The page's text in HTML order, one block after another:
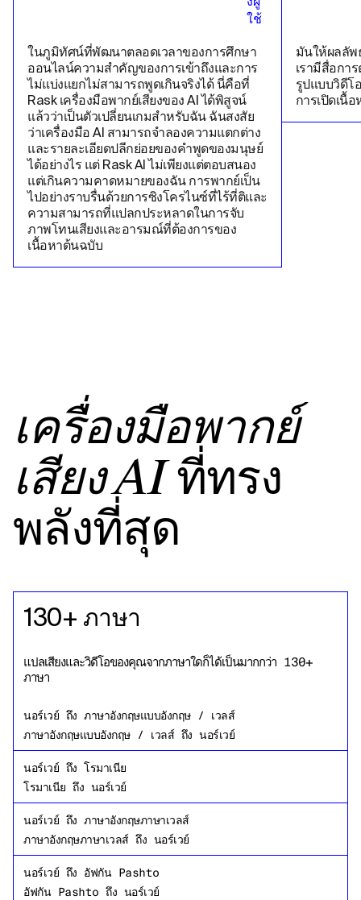
ในภูมิทัศน์ที่พัฒนาตลอดเวลาของการศึกษา
ออนไลน์ความสําคัญของการเข้าถึงและการ
ไม่แบ่งแยกไม่สามารถพูดเกินจริงได้ นี่คือที่
Rask เครื่องมือพากย์เสียงของ AI ได้พิสูจน์
แล้วว่าเป็นตัวเปลี่ยนเกมสําหรับฉัน ฉันสงสัย
ว่าเครื่องมือ AI สามารถจําลองความแตกต่าง
และรายละเอียดปลีกย่อยของคําพูดของมนุษย์
ได้อย่างไร แต่ Rask AI ไม่เพียงแต่ตอบสนอง
แต่เกินความคาดหมายของฉัน การพากย์เป็น
ไปอย่างราบรื่นด้วยการซิงโครไนซ์ที่ไร้ที่ติและ
ความสามารถที่แปลกประหลาดในการจับ
ภาพโทนเสียงและอารมณ์ที่ต้องการของ
เนื้อหาต้นฉบับ
มันให้ผลลั
เรามีสื่อกา
รูปแบบวิดีโ
การเปิดเนื้
เครื่องมือพากย์
เสียง AIที่ทรง
พลังที่สุด
130+ ภาษา
แปลเสียงและวิดีโอของคุณจากภาษาใดก็ได้เป็นมากกว่า 130+
ภาษา
นอร์เวย์ ถึง ภาษาอังกฤษแบบอังกฤษ / เวลส์
ภาษาอังกฤษแบบอังกฤษ / เวลส์ ถึง นอร์เวย์
นอร์เวย์ ถึง โรมาเนีย
โรมาเนีย ถึง นอร์เวย์
นอร์เวย์ ถึง ภาษาอังกฤษภาษาเวลส์
ภาษาอังกฤษภาษาเวลส์ ถึง นอร์เวย์
นอร์เวย์ ถึง อัฟกัน Pashto
อัฟกัน Pashto ถึง นอร์เวย์